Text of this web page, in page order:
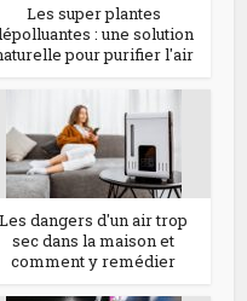
Les super plantes
: une solution
pour purifier l'air
Les dangers d'un air trop
sec dans la maison et
comment y remédier